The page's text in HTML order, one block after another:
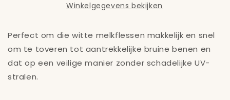
Winkelgegevens bekijken
Perfect om die witte melkflessen makkelijk en snel
om te toveren tot aantrekkelijke bruine benen en
dat op een veilige manier zonder schadelijke UV-
stralen.